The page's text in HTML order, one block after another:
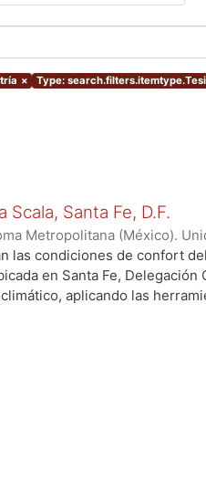
× Type:
Santa Fe, D.F.
Metropolitana (México).
,1999)Corro Eguia,
las condiciones de confort
en Santa Fe, Delegación
aplicando las